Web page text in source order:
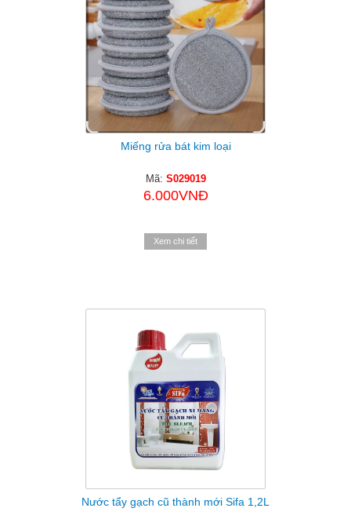
Miếng rửa bát kim loại
Mã: S029019
6.000VNĐ
Xem chi tiết
Nước tẩy gạch cũ thành mới Sifa 1,2L